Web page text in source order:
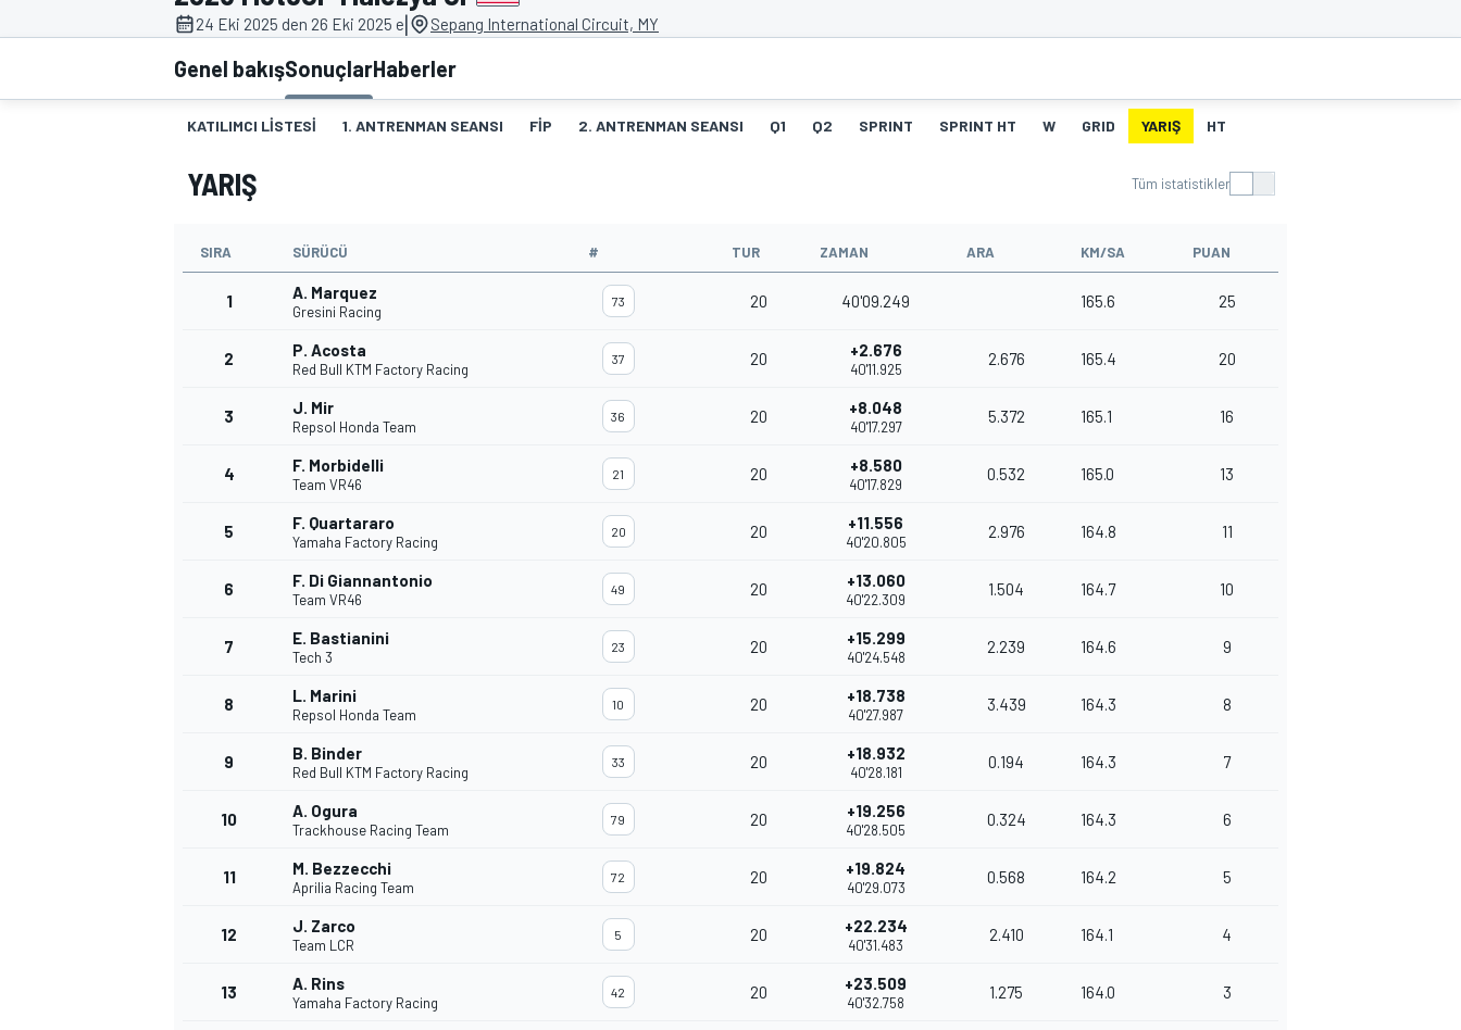
MOTOGP
WORLD SUPERBIKE
24 Eki 2025 den 26 Eki 2025 e| Sepang International Circuit, MY
Genel bakışSonuçlarHaberler
KATILIMCI LISTESI 1. ANTRENMAN SEANSI FIP 2. ANTRENMAN SEANSI Q1 Q2 SPRINT SPRINT HT W GRID YARIŞ HT
YARIŞ Tüm istatistikler
SIRA SÜRÜCÜ # TUR ZAMAN ARA KM/SA PUAN
1 A. Marquez
Gresini Racing
73 20 40'09.249 165.6 25
2 P. Acosta
Red Bull KTM Factory Racing
37 20 +2.676
40'11.925
2.676 165.4 20
3 J. Mir
Repsol Honda Team
36 20 +8.048
40'17.297
5.372 165.1 16
4 F. Morbidelli
Team VR46
21 20 +8.580
40'17.829
0.532 165.0 13
5 F. Quartararo
Yamaha Factory Racing
20 20 +11.556
40'20.805
2.976 164.8 11
6 F. Di Giannantonio
Team VR46
49 20 +13.060
40'22.309
1.504 164.7 10
7 E. Bastianini
Tech 3
23 20 +15.299
40'24.548
2.239 164.6 9
8 L. Marini
Repsol Honda Team
10 20 +18.738
40'27.987
3.439 164.3 8
9 B. Binder
Red Bull KTM Factory Racing
33 20 +18.932
40'28.181
0.194 164.3 7
10 A. Ogura
Trackhouse Racing Team
79 20 +19.256
40'28.505
0.324 164.3 6
11 M. Bezzecchi
Aprilia Racing Team
72 20 +19.824
40'29.073
0.568 164.2 5
12 J. Zarco
Team LCR
5 20 +22.234
40'31.483
2.410 164.1 4
13 A. Rins
Yamaha Factory Racing
42 20 +23.509
40'32.758
1.275 164.0 3